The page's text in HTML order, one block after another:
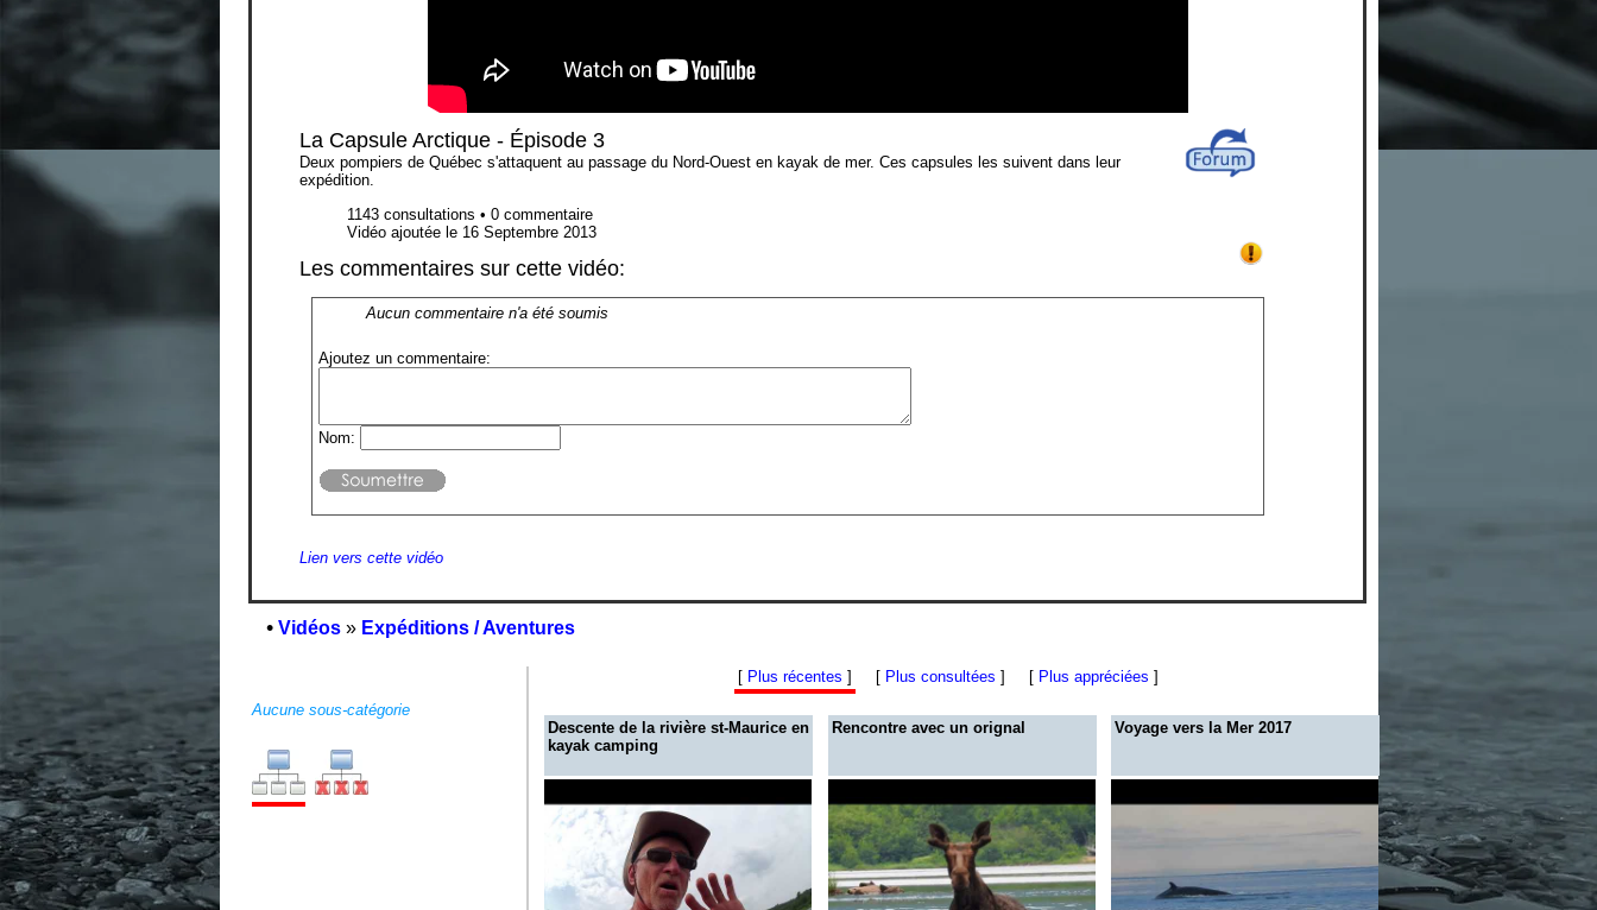
La Capsule Arctique - Épisode 3
Deux pompiers de Québec s'attaquent au passage du Nord-Ouest en kayak de mer. Ces capsules les suivent dans leur
expédition.
1143 consultations • 0 commentaire
Vidéo ajoutée le 16 Septembre 2013
Les commentaires sur cette vidéo:
Aucun commentaire n'a été soumis
Ajoutez un commentaire:
Nom:
Lien vers cette vidéo
• Vidéos » Expéditions / Aventures
Aucune sous-catégorie
[ Plus récentes ] [ Plus consultées ] [ Plus appréciées ]
Descente de la rivière st-Maurice en
kayak camping
Rencontre avec un orignal Voyage vers la Mer 2017